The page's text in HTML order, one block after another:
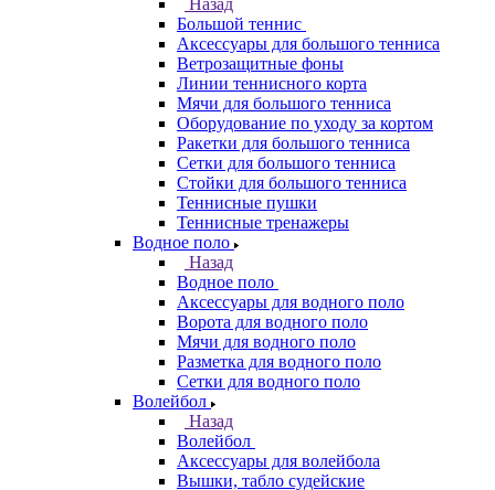
Назад
Большой теннис
Аксессуары для большого тенниса
Ветрозащитные фоны
Линии теннисного корта
Мячи для большого тенниса
Оборудование по уходу за кортом
Ракетки для большого тенниса
Сетки для большого тенниса
Стойки для большого тенниса
Теннисные пушки
Теннисные тренажеры
Водное поло
Назад
Водное поло
Аксессуары для водного поло
Ворота для водного поло
Мячи для водного поло
Разметка для водного поло
Сетки для водного поло
Волейбол
Назад
Волейбол
Аксессуары для волейбола
Вышки, табло судейские